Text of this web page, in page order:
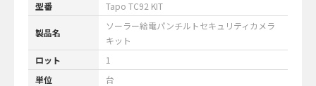
型番
Tapo TC92 KIT
製品名
ソーラー給電パンチルトセキュリティカメラ
キット
ロット
1
単位
台